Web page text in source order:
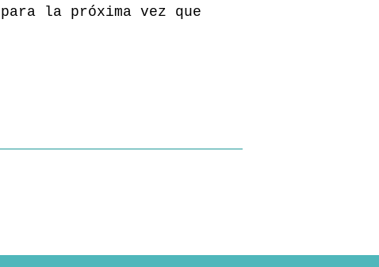
la próxima vez que